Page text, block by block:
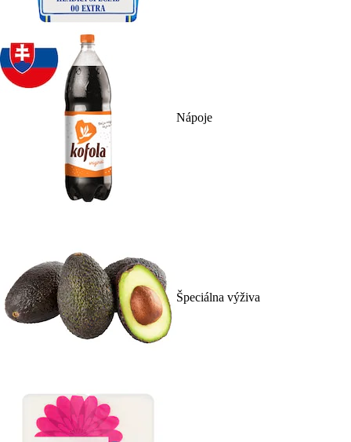
Nápoje
Špeciálna výživa